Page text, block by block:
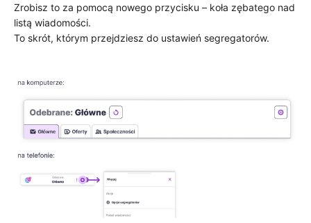
Zrobisz to za pomocą nowego przycisku – koła zębatego nad
listą wiadomości.
To skrót, którym przejdziesz do ustawień segregatorów.